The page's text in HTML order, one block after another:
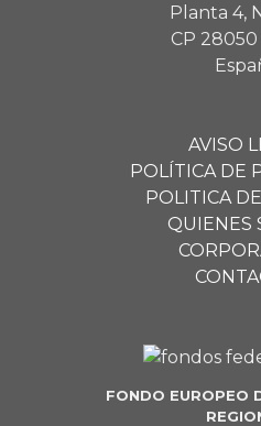
Planta 4,
CP
AVISO
POLÍTICA DE
POLITICA
QUIENES
FONDO EUROPEO